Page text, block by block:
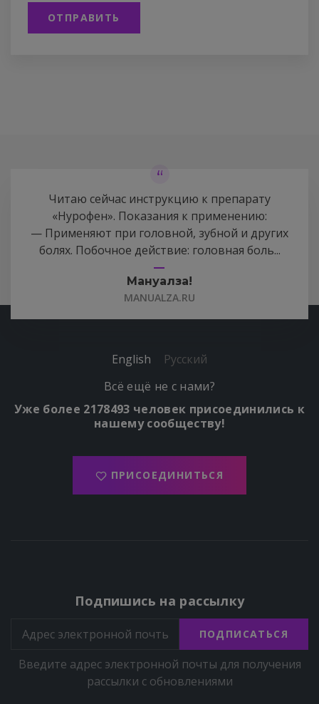
ОТПРАВИТЬ
Читаю сейчас инструкцию к препарату
«Нурофен». Показания к применению:
— Применяют при головной, зубной и других
болях. Побочное действие: головная боль...
Мануалза!
MANUALZA.RU
English
Русский
Всё ещё не с нами?
Уже более 2178493 человек присоединились к
нашему сообществу!
ПРИСОЕДИНИТЬСЯ
Подпишись на рассылку
ПОДПИСАТЬСЯ
Введите адрес электронной почты для получения
рассылки с обновлениями